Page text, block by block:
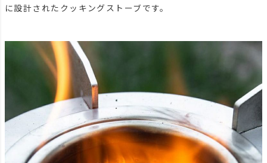
に設計されたクッキングストーブです。